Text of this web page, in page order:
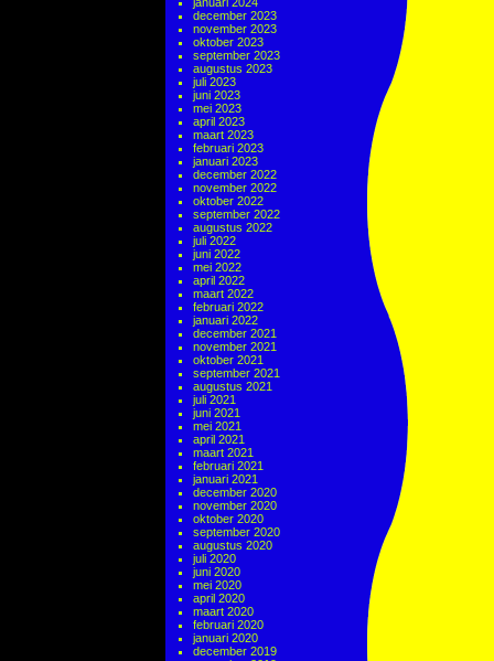
december 2023
november 2023
oktober 2023
september 2023
augustus 2023
juli 2023
juni 2023
mei 2023
april 2023
maart 2023
februari 2023
januari 2023
december 2022
november 2022
oktober 2022
september 2022
augustus 2022
juli 2022
juni 2022
mei 2022
april 2022
maart 2022
februari 2022
januari 2022
december 2021
november 2021
oktober 2021
september 2021
augustus 2021
juli 2021
juni 2021
mei 2021
april 2021
maart 2021
februari 2021
januari 2021
december 2020
november 2020
oktober 2020
september 2020
augustus 2020
juli 2020
juni 2020
mei 2020
april 2020
maart 2020
februari 2020
januari 2020
december 2019